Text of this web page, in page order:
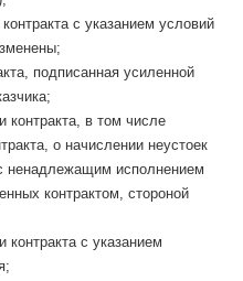
с указанием условий
подписанная усиленной
контракта, в том числе
о начислении неустоек
ненадлежащим исполнением
контрактом, стороной
с указанием